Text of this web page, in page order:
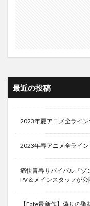
最近の投稿
2023年夏アニメ全ライ
2023年春アニメ全ライ
痛快青春サバイバル『ゾ
PV＆メインスタッフが公
【Fate最新作】偽りの